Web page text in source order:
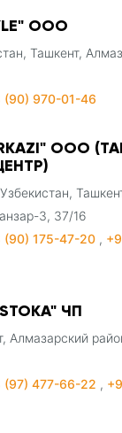
ООО
Ташкент,
(90) 970-01-46
ООО
3, 37/16
(90) 175-47-20 ,
ЧП
Алмазарский
(97) 477-66-22 ,